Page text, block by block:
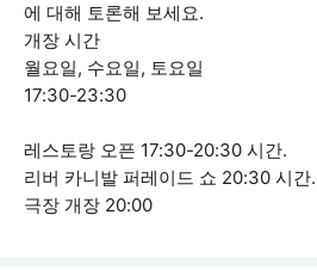
에 대해 토론해 보세요.
개장 시간
월요일, 수요일, 토요일
17:30-23:30
레스토랑 오픈 17:30-20:30 시간.
리버 카니발 퍼레이드 쇼 20:30 시간.
극장 개장 20:00